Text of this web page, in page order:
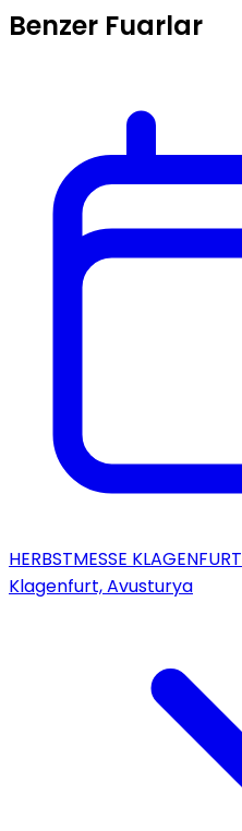
Benzer Fuarlar
HERBSTMESSE KLAGENFURT
Klagenfurt, Avusturya